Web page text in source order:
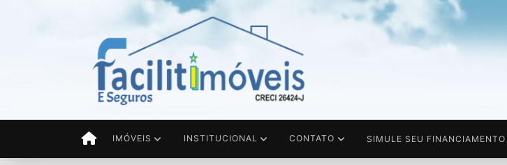
IMÓVEIS INSTITUCIONAL CONTATO SIMULE SEU FINANCIAMENTO